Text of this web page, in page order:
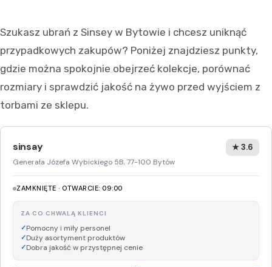
Szukasz ubrań z Sinsey w Bytowie i chcesz uniknąć
przypadkowych zakupów? Poniżej znajdziesz punkty,
gdzie można spokojnie obejrzeć kolekcje, porównać
rozmiary i sprawdzić jakość na żywo przed wyjściem z
torbami ze sklepu.
sinsay
Generała Józefa Wybickiego 5B, 77-100 Bytów
★ 3.6
ZAMKNIĘTE · OTWARCIE: 09:00
ZA CO CHWALĄ KLIENCI
Pomocny i miły personel
Duży asortyment produktów
Dobra jakość w przystępnej cenie